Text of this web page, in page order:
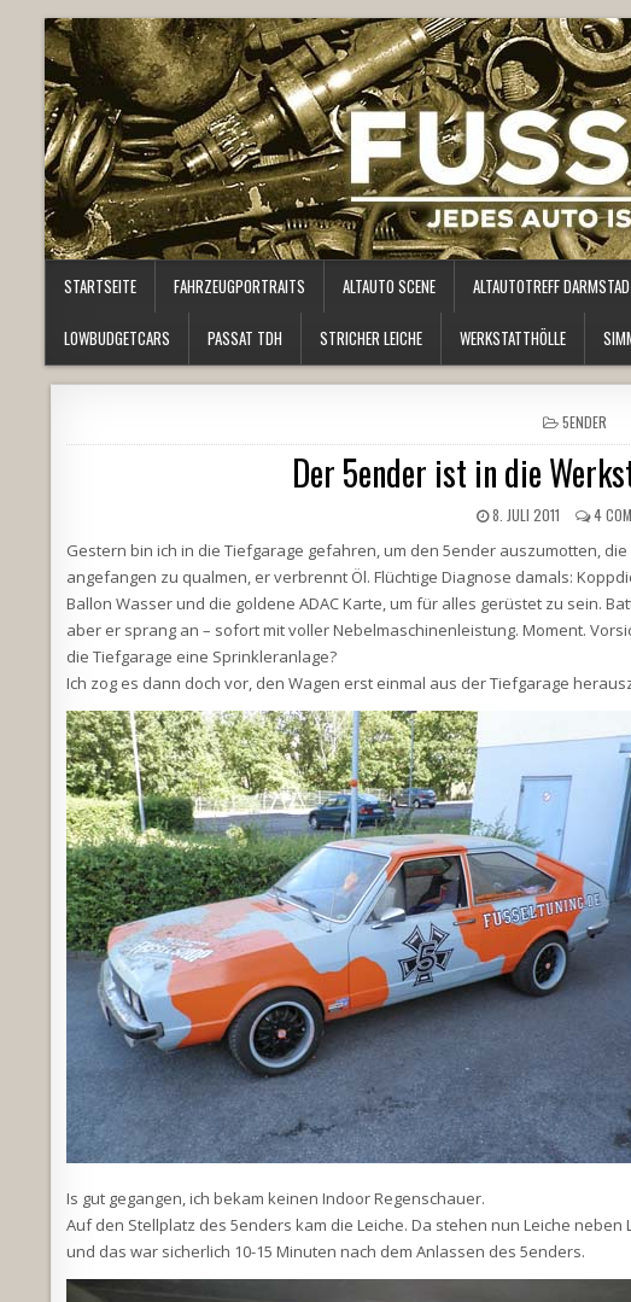
STARTSEITE FAHRZEUGPORTRAITS ALTAUTO SCENE ALTAUTOTREFF
LOWBUDGETCARS PASSAT TDH STRICHER LEICHE WERKSTATTHÖLLE
POSTED
IN
5ENDER
Der 5ender ist in die
8. JULI 2011 4
Gestern bin ich in die Tiefgarage gefahren, um den 5ender auszumotten,
angefangen zu qualmen, er verbrennt Öl. Flüchtige Diagnose damals:
Ballon Wasser und die goldene ADAC Karte, um für alles gerüstet zu sein.
aber er sprang an – sofort mit voller Nebelmaschinenleistung. Moment.
die Tiefgarage eine Sprinkleranlage?
Ich zog es dann doch vor, den Wagen erst einmal aus der Tiefgarage
Is gut gegangen, ich bekam keinen Indoor Regenschauer.
Auf den Stellplatz des 5enders kam die Leiche. Da stehen nun Leiche
und das war sicherlich 10-15 Minuten nach dem Anlassen des 5enders.